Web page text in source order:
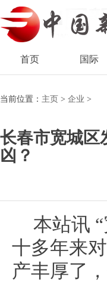
首页 国际
当前位置： 主页 > 企业 >
长春市宽城区
凶？
本站讯
十多年来
产丰厚了